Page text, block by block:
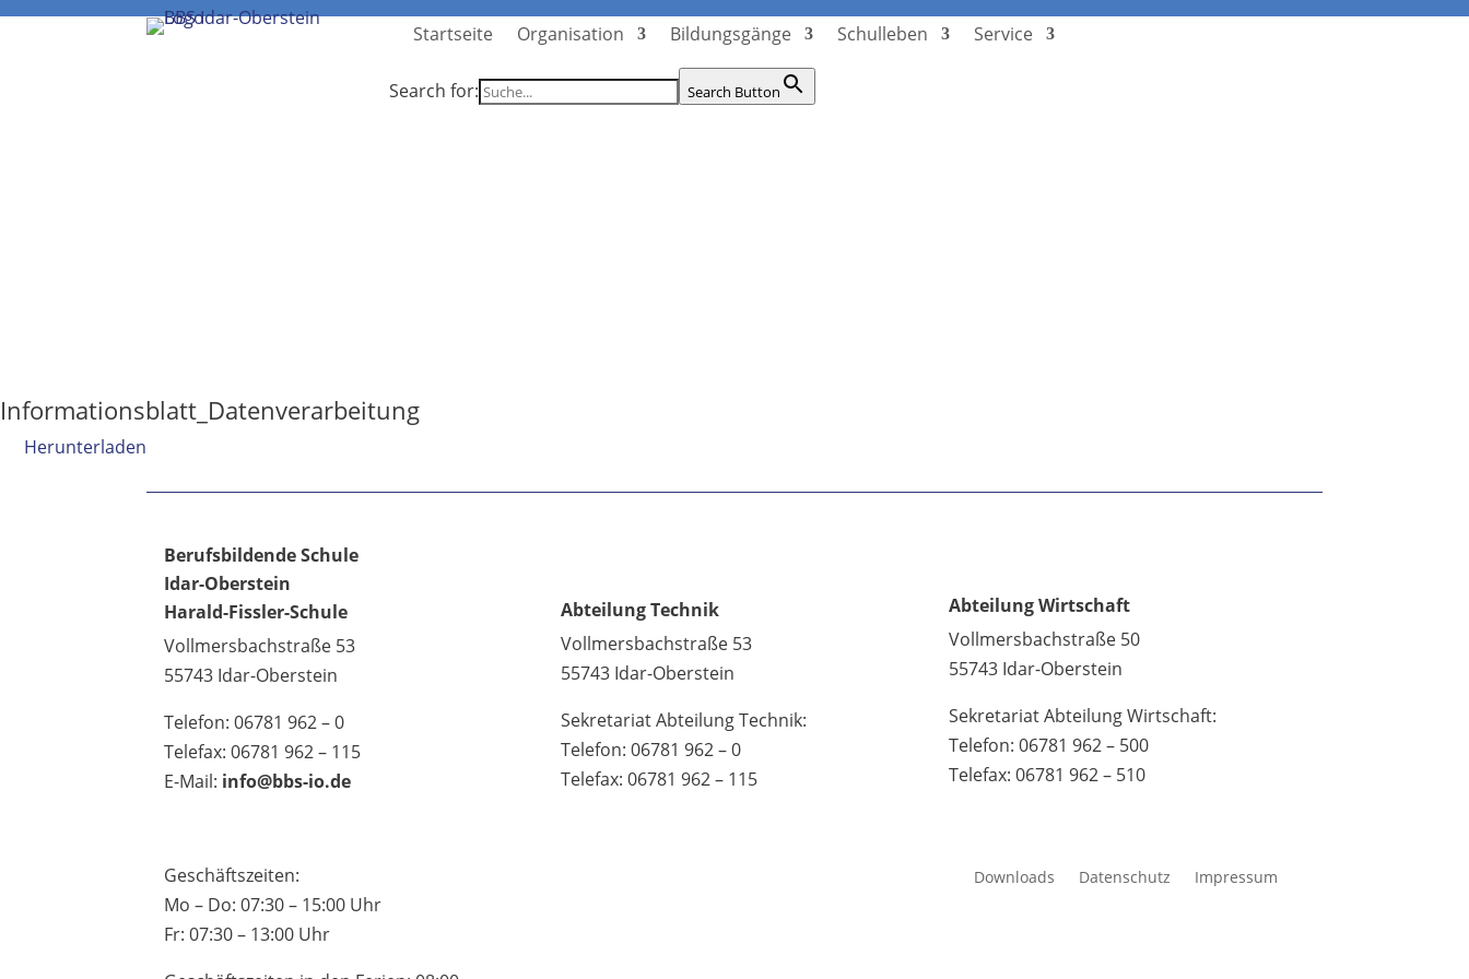
Startseite Organisation Bildungsgänge Schulleben Service
Search for: Search Button
Informationsblatt_Datenverarbeitung
Herunterladen
Berufsbildende Schule
Idar-Oberstein
Harald-Fissler-Schule
Vollmersbachstraße 53
55743 Idar-Oberstein
Telefon: 06781 962 – 0
Telefax: 06781 962 – 115
E-Mail: info@bbs-io.de
Abteilung Technik
Vollmersbachstraße 53
55743 Idar-Oberstein
Sekretariat Abteilung Technik:
Telefon: 06781 962 – 0
Telefax: 06781 962 – 115
Abteilung Wirtschaft
Vollmersbachstraße 50
55743 Idar-Oberstein
Sekretariat Abteilung Wirtschaft:
Telefon: 06781 962 – 500
Telefax: 06781 962 – 510
Geschäftszeiten:
Mo – Do: 07:30 – 15:00 Uhr
Fr: 07:30 – 13:00 Uhr
Downloads Datenschutz Impressum